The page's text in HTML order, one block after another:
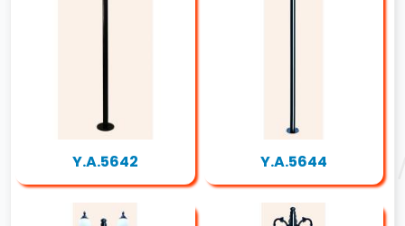
Y.A.5642 Y.A.5644